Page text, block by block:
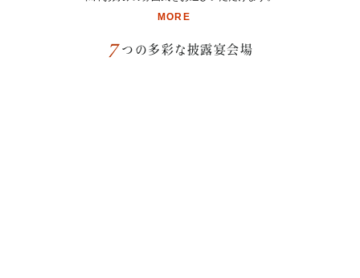
MORE
7 つの多彩な披露宴会場